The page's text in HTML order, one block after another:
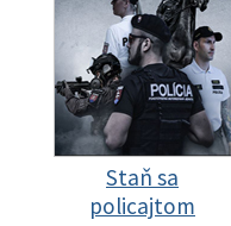
Staň sa
policajtom